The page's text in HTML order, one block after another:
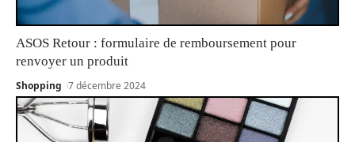
ASOS Retour : formulaire de remboursement pour
renvoyer un produit
Shopping 7 décembre 2024